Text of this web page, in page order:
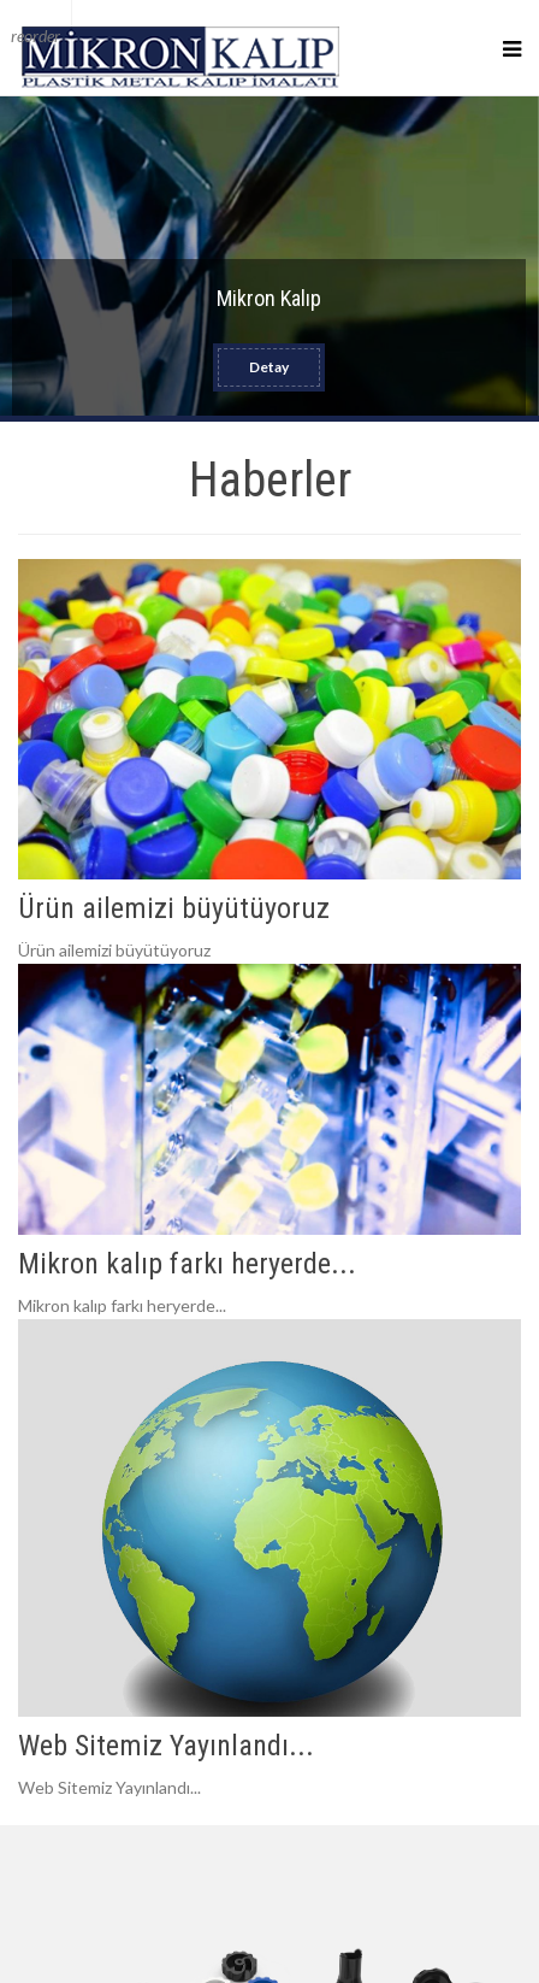
reorder
Mikron Kalıp
Detay
Haberler
Ürün ailemizi büyütüyoruz
Ürün ailemizi büyütüyoruz
Mikron kalıp farkı heryerde...
Mikron kalıp farkı heryerde...
Web Sitemiz Yayınlandı...
Web Sitemiz Yayınlandı...